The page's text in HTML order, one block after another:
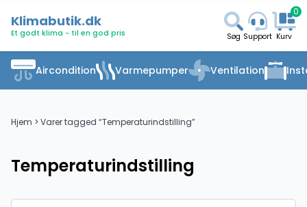
Klimabutik.dk
Et godt klima - til en god pris Søg Support
0
Kurv
Aircondition Varmepumper Ventilation
Hjem > Varer tagged “Temperaturindstilling”
Temperaturindstilling